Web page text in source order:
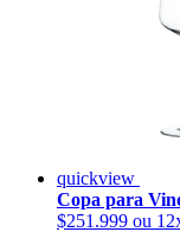
quickview
Copa para
$251.999 ou